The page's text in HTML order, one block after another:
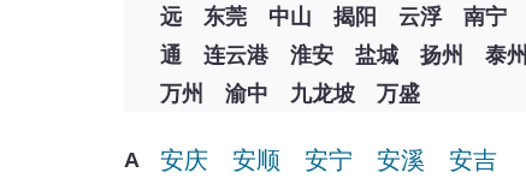
远
东莞 中山 揭阳 云浮 南宁
通
连云港 淮安 盐城 扬州 泰州
万州
渝中 九龙坡 万盛
A 安庆 安顺 安宁 安溪 安吉